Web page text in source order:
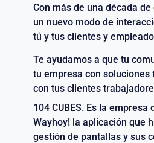
Con más de una década
un nuevo modo de
tú y tus clientes y
Te ayudamos a que tu
tu empresa con
con tus clientes
104 CUBES. Es la
Wayhoy! la aplicación que
gestión de pantallas y sus